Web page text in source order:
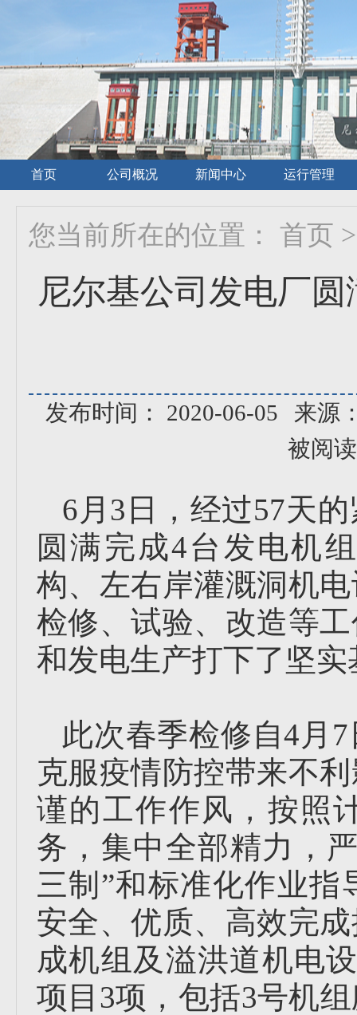
首页 公司概况 新闻中心 运行管理
您当前所在的位置： 首页 >
尼尔基公司发电厂
发布时间： 2020-06-05
来源
被阅读
6月3日，经过57天
圆满完成4台发电机
构、左右岸灌溉洞机
检修、试验、改造等
和发电生产打下了坚实
此次春季检修自4月
克服疫情防控带来不
谨的工作作风，按照
务，集中全部精力，
三制”和标准化作业
安全、优质、高效完
成机组及溢洪道机电
项目3项，包括3号机